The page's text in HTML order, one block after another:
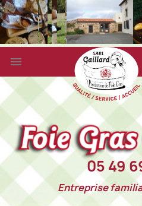

05 49
Entreprise